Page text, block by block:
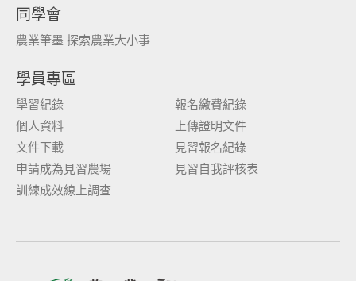
同學會
農業筆墨 探索農業大小事
學員專區
學習紀錄
報名繳費紀錄
個人資料
上傳證明文件
文件下載
見習報名紀錄
申請成為見習農場
見習自我評核表
訓練成效線上調查